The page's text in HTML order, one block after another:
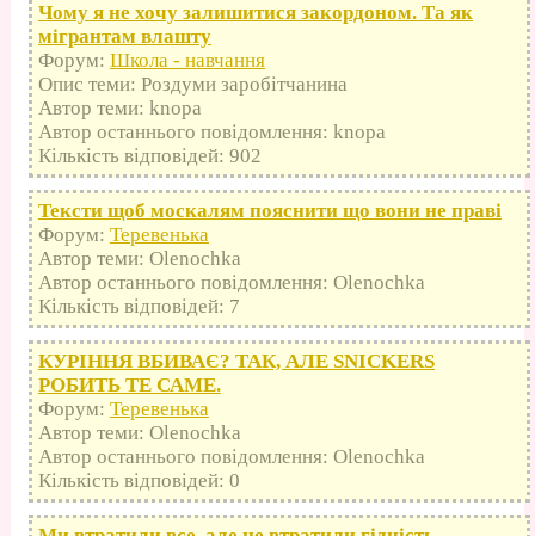
Чому я не хочу залишитися закордоном. Та як
мігрантам влашту
Форум: Школа - навчання
Опис теми: Роздуми заробітчанина
Автор теми: knopa
Автор останнього повідомлення: knopa
Кількість відповідей: 902
Тексти щоб москалям пояснити що вони не праві
Форум: Теревенька
Автор теми: Olenochka
Автор останнього повідомлення: Olenochka
Кількість відповідей: 7
КУРІННЯ ВБИВАЄ? ТАК, АЛЕ SNICKERS
РОБИТЬ ТЕ САМЕ.
Форум: Теревенька
Автор теми: Olenochka
Автор останнього повідомлення: Olenochka
Кількість відповідей: 0